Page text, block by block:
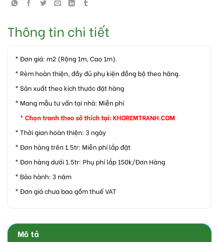
Thông tin chi tiết
* Đơn giá: m2 (Rộng 1m, Cao 1m).
* Rèm hoàn thiện, đầy đủ phụ kiện đồng bộ theo hãng.
* Sản xuất theo kích thước đặt hàng
* Mang mẫu tư vấn tại nhà: Miễn phí
* Chọn tranh theo sở thích tại: KHOREMTRANH.COM
* Thời gian hoàn thiện: 3 ngày
* Đơn hàng trên 1.5tr: Miễn phí lắp đặt
* Đơn hàng dưới 1.5tr: Phụ phí lắp 150k/Đơn Hàng
* Bảo hành: 3 năm
* Đơn giá chưa bao gồm thuế VAT
Mô tả